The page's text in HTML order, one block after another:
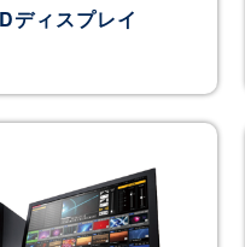
ディスプレイ